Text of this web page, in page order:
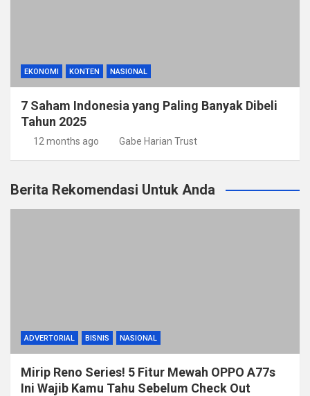
EKONOMI KONTEN NASIONAL
7 Saham Indonesia yang Paling Banyak Dibeli
Tahun 2025
12 months ago Gabe Harian Trust
Berita Rekomendasi Untuk Anda
ADVERTORIAL BISNIS NASIONAL
Mirip Reno Series! 5 Fitur Mewah OPPO A77s
Ini Wajib Kamu Tahu Sebelum Check Out